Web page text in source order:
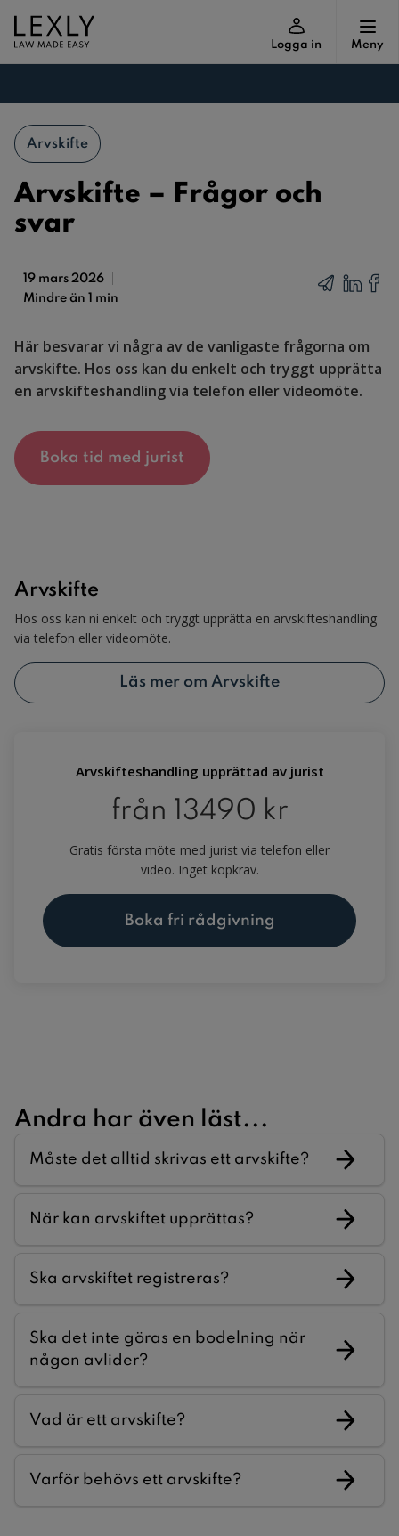
Logga in Meny
Arvskifte
Arvskifte – Frågor och
svar
19 mars 2026
Mindre än 1 min
Här besvarar vi några av de vanligaste frågorna om
arvskifte. Hos oss kan du enkelt och tryggt upprätta
en arvskifteshandling via telefon eller videomöte.
Boka tid med jurist
Arvskifte
Hos oss kan ni enkelt och tryggt upprätta en arvskifteshandling
via telefon eller videomöte.
Läs mer om Arvskifte
Arvskifteshandling upprättad av jurist
från 13490 kr
Gratis första möte med jurist via telefon eller
video. Inget köpkrav.
Boka fri rådgivning
Andra har även läst...
Måste det alltid skrivas ett arvskifte?
När kan arvskiftet upprättas?
Ska arvskiftet registreras?
Ska det inte göras en bodelning när
någon avlider?
Vad är ett arvskifte?
Varför behövs ett arvskifte?